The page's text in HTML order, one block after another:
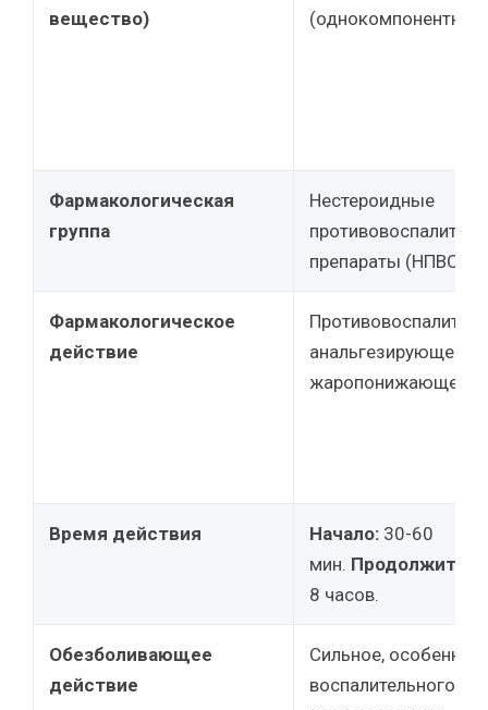
вещество)
Фармакологическая
группа
Нестероидные
препараты (НПВС).
Фармакологическое
действие
анальгезирующее,
жаропонижающее.
Время действия Начало: 30-60
мин.
8 часов.
Обезболивающее
действие
Сильное, особенно
воспалительного